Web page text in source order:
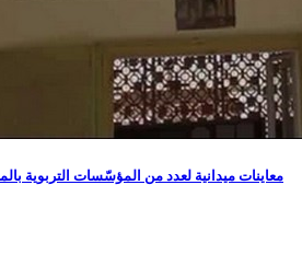
معاينات ميدانية لعدد من المؤسّسات التربوية